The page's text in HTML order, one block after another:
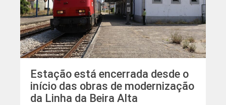
Estação está encerrada desde o
início das obras de modernização
da Linha da Beira Alta